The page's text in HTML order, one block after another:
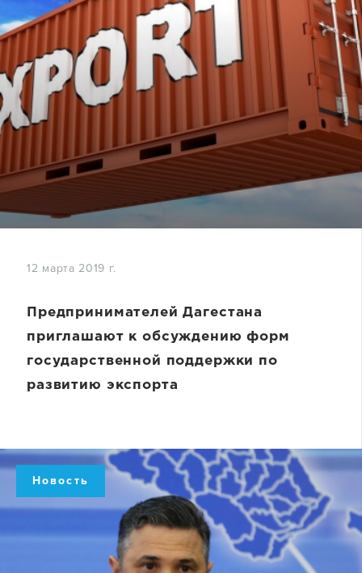
12 марта 2019 г.
Предпринимателей Дагестана
приглашают к обсуждению форм
государственной поддержки по
развитию экспорта
Новость